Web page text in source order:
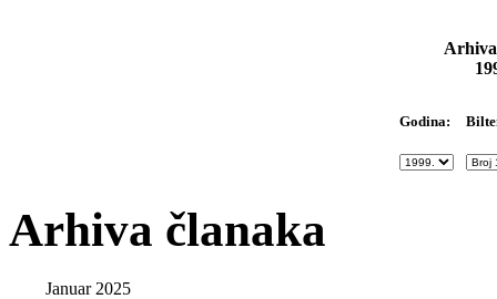
Godina:
Arhiva članaka
Januar 2025